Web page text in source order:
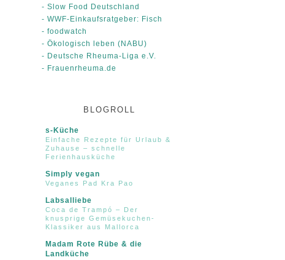
- Slow Food Deutschland
- WWF-Einkaufsratgeber: Fisch
- foodwatch
- Ökologisch leben (NABU)
- Deutsche Rheuma-Liga e.V.
- Frauenrheuma.de
BLOGROLL
s-Küche
Einfache Rezepte für Urlaub &
Zuhause – schnelle
Ferienhausküche
Simply vegan
Veganes Pad Kra Pao
Labsalliebe
Coca de Trampó – Der
knusprige Gemüsekuchen-
Klassiker aus Mallorca
Madam Rote Rübe & die
Landküche